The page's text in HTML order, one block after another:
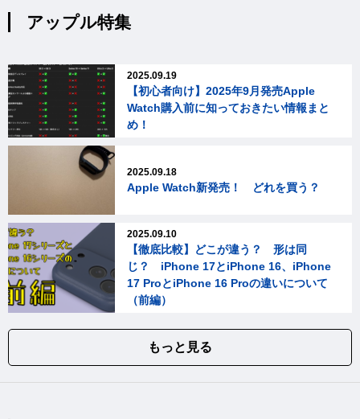
アップル特集
2025.09.19
【初心者向け】2025年9月発売Apple
Watch購入前に知っておきたい情報まと
め！
2025.09.18
Apple Watch新発売！ どれを買う？
2025.09.10
【徹底比較】どこが違う？ 形は同
じ？ iPhone 17とiPhone 16、iPhone
17 ProとiPhone 16 Proの違いについて
（前編）
もっと見る